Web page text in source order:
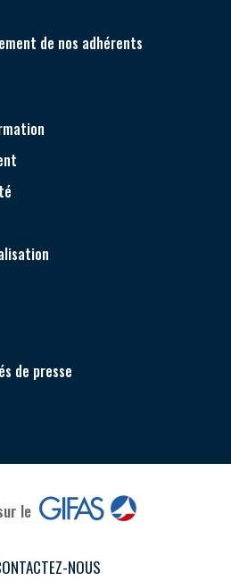
de nos adhérents
de presse
le
NOUS